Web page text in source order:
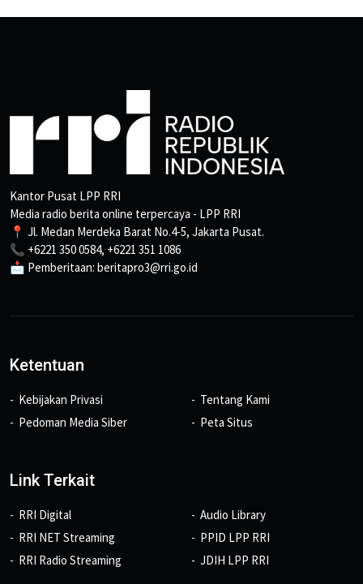
Kantor Pusat LPP RRI
Media radio berita online terpercaya - LPP RRI
📍 Jl. Medan Merdeka Barat No.4-5, Jakarta Pusat.
📞 +6221 350 0584, +6221 351 1086
📩 Pemberitaan: beritapro3@rri.go.id
Ketentuan
Kebijakan Privasi
Pedoman Media Siber
Tentang Kami
Peta Situs
Link Terkait
RRI Digital
RRI NET Streaming
RRI Radio Streaming
Audio Library
PPID LPP RRI
JDIH LPP RRI